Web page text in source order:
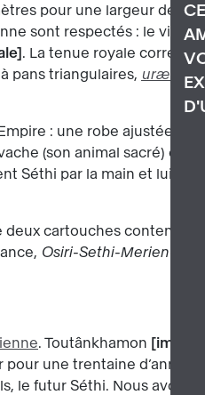
pour une largeur de
sont respectés : le
. La tenue royale
pans triangulaires, uræus
: une robe ajustée à
(son animal sacré) et le
Séthi par la main et lui
cartouches contenant
Osiri-Sethi-Merien-Ptah
. Toutânkhamon image 1
une trentaine
le futur Séthi. Nous avons